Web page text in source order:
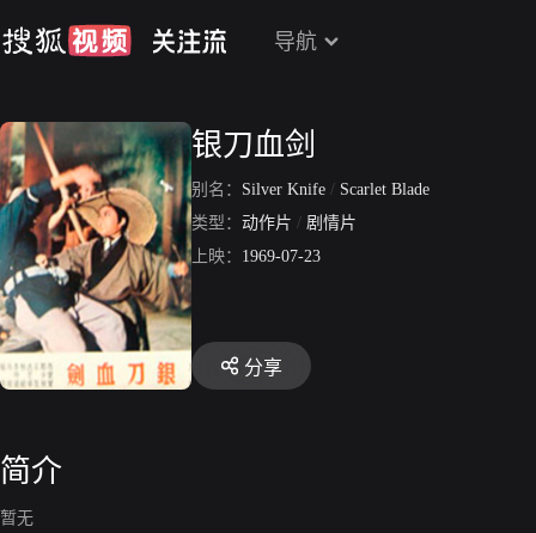
导航
银刀血剑
别名： Silver Knife / Scarlet Blade
类型： 动作片 / 剧情片
上映： 1969-07-23
分享
简介
暂无